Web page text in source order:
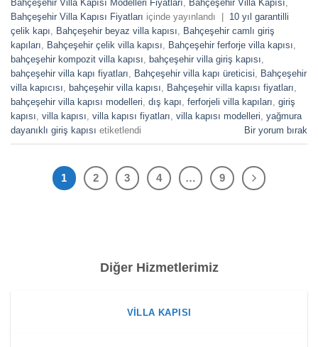
Bahçeşehir Villa Kapısı Modelleri Fiyatları, Bahçeşehir Villa Kapısı,
Bahçeşehir Villa Kapısı Fiyatları içinde yayınlandı
10 yıl garantilli
çelik kapı, Bahçeşehir beyaz villa kapısı, Bahçeşehir camlı giriş
kapıları, Bahçeşehir çelik villa kapısı, Bahçeşehir ferforje villa kapısı,
bahçeşehir kompozit villa kapısı, bahçeşehir villa giriş kapısı,
bahçeşehir villa kapı fiyatları, Bahçeşehir villa kapı üreticisi, Bahçeşehir
villa kapıcısı, bahçeşehir villa kapısı, Bahçeşehir villa kapısı fiyatları,
bahçeşehir villa kapısı modelleri, dış kapı, ferforjeli villa kapıları, giriş
kapısı, villa kapısı, villa kapısı fiyatları, villa kapısı modelleri, yağmura
dayanıklı giriş kapısı etiketlendi Bir yorum bırak
1 2 3 4 … 9
Diğer Hizmetlerimiz
VILLA KAPISI